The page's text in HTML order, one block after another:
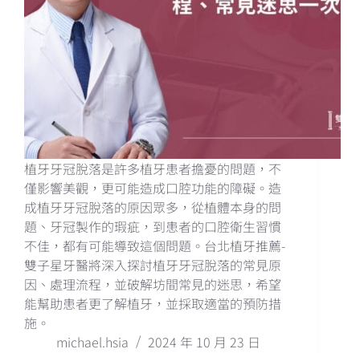
植牙牙冠脫落是許多植牙患者擔憂的問題，不
僅影響美觀，更可能造成口腔功能的障礙。造
成植牙牙冠脫落的原因眾多，從植體本身的問
題、牙冠製作的瑕疵，到患者的口腔衛生習慣
不佳，都有可能導致這個問題。台北植牙推薦-
雙子星牙醫將深入探討植牙牙冠脫落的常見原
因、處理流程，並破解坊間常見的迷思，希望
能幫助患者更了解植牙，並採取適當的預防措
施。
michael.hsia
2024 年 10 月 23 日